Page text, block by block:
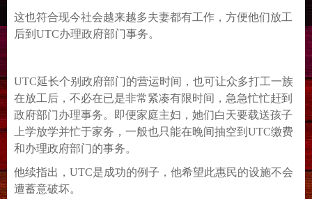
这也符合现今社会越来越多夫妻都有工作，方便他们放工
后到UTC办理政府部门事务。
UTC延长个别政府部门的营运时间，也可让众多打工一族
在放工后，不必在已是非常紧凑有限时间，急急忙忙赶到
政府部门办理事务。即便家庭主妇，她们白天要载送孩子
上学放学并忙于家务，一般也只能在晚间抽空到UTC缴费
和办理政府部门的事务。
他续指出，UTC是成功的例子，他希望此惠民的设施不会
遭蓄意破坏。